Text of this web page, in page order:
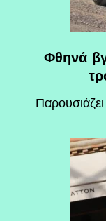
Φθηνά